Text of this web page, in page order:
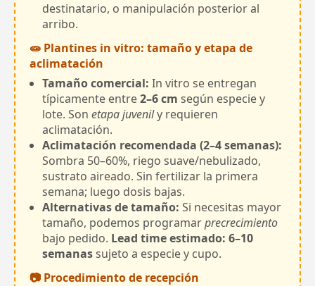
destinatario, o manipulación posterior al
arribo.
🧫 Plantines in vitro: tamaño y etapa de
aclimatación
Tamaño comercial: In vitro se entregan
típicamente entre2–6 cm según especie y
lote. Son etapa juvenily requieren
aclimatación.
Aclimatación recomendada (2–4 semanas):
Sombra 50–60%, riego suave/nebulizado,
sustrato aireado. Sin fertilizar la primera
semana; luego dosis bajas.
Alternativas de tamaño: Si necesitas mayor
tamaño, podemos programarprecrecimiento
bajo pedido. Lead time estimado: 6–10
semanassujeto a especie y cupo.
📷 Procedimiento de recepción